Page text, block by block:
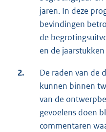
jaren. In deze
bevindingen
de
en de
2.
De raden van de
kunnen binnen
van de
gevoelens doen
commentaren